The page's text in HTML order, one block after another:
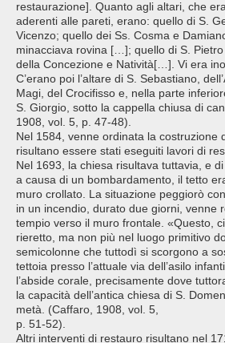
restaurazione]. Quanto agli altari, che
aderenti alle pareti, erano: quello di S.
Vicenzo; quello dei Ss. Cosma e
minacciava rovina […]; quello di S.
della Concezione e Natività[…]. Vi era
C’erano poi l’altare di S. Sebastiano,
Magi, del Crocifisso e, nella parte
S. Giorgio, sotto la cappella chiusa di
1908, vol. 5, p. 47-48).
Nel 1584, venne ordinata la costruzione
risultano essere stati eseguiti lavori di
Nel 1693, la chiesa risultava tuttavia, e
a causa di un bombardamento, il tetto
muro crollato. La situazione peggiorò
in un incendio, durato due giorni, venne
tempio verso il muro frontale. «Questo,
rieretto, ma non più nel luogo primitivo
semicolonne che tuttodì si scorgono a
tettoia presso l’attuale via dell’asilo
l’abside corale, precisamente dove
la capacità dell’antica chiesa di S.
metà. (Caffaro, 1908, vol. 5,
p. 51-52).
Altri interventi di restauro risultano nel